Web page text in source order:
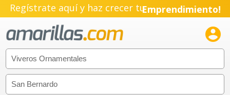
Regístrate aquí y haz crecer tuEmprendimiento!
